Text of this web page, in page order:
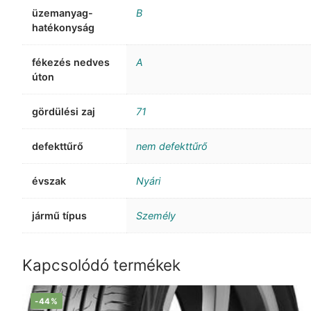
üzemanyag-
hatékonyság
B
fékezés nedves
úton
A
gördülési zaj 71
defekttűrő nem defekttűrő
évszak Nyári
jármű típus Személy
Kapcsolódó termékek
-44%